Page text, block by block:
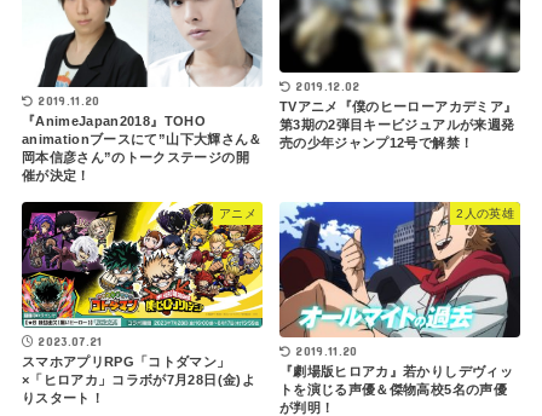
2019.11.20
『AnimeJapan2018』TOHO
animationブースにて”山下大輝さん＆
岡本信彦さん”のトークステージの開
催が決定！
2019.12.02
TVアニメ『僕のヒーローアカデミア』
第3期の2弾目キービジュアルが来週発
売の少年ジャンプ12号で解禁！
アニメ
2023.07.21
スマホアプリRPG「コトダマン」
×「ヒロアカ」コラボが7月28日(金)よ
りスタート！
2人の英雄
2019.11.20
『劇場版ヒロアカ』若かりしデヴィッ
トを演じる声優＆傑物高校5名の声優
が判明！